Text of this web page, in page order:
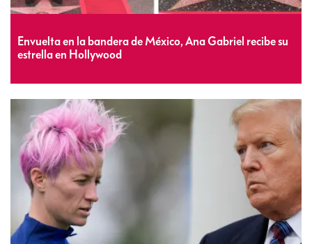
Envuelta en la bandera de México, Ana Gabriel recibe su
estrella en Hollywood